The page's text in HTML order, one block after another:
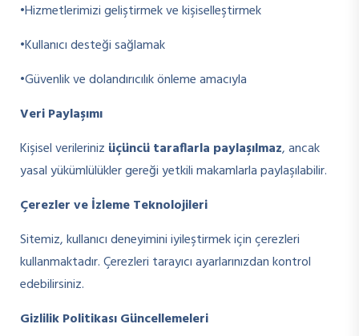
•Hizmetlerimizi geliştirmek ve kişiselleştirmek
•Kullanıcı desteği sağlamak
•Güvenlik ve dolandırıcılık önleme amacıyla
Veri Paylaşımı
Kişisel verileriniz üçüncü taraflarla paylaşılmaz, ancak
yasal yükümlülükler gereği yetkili makamlarla paylaşılabilir.
Çerezler ve İzleme Teknolojileri
Sitemiz, kullanıcı deneyimini iyileştirmek için çerezleri
kullanmaktadır. Çerezleri tarayıcı ayarlarınızdan kontrol
edebilirsiniz.
Gizlilik Politikası Güncellemeleri